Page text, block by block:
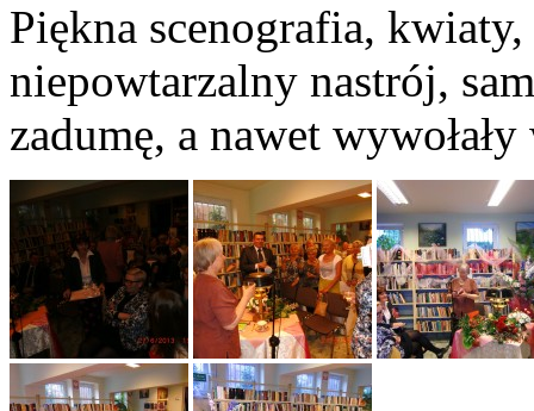
Piękna scenografia,
niepowtarzalny nastrój,
zadumę, a nawet